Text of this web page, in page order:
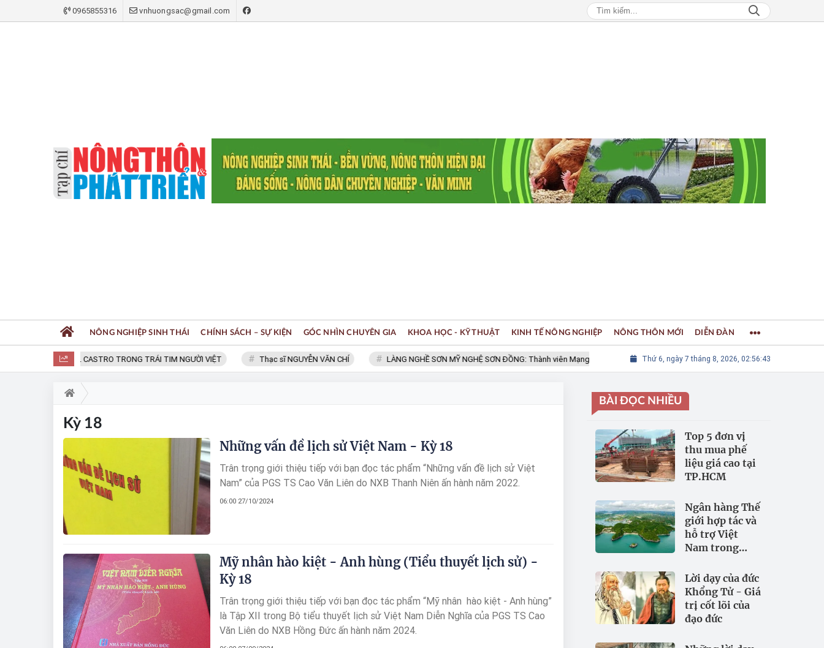
0965855316 vnhuongsac@gmail.com
FIDEL CASTRO TRONG TRÁI TIM NGƯỜI VIỆT Thạc sĩ NGUYỄN VĂN CHÍ LÀNG NGHỀ SƠN MỸ NGHỆ SƠN ĐỒNG: Thành viên Mạng lưới các Thành phố Thủ công sáng tạo Thế giới
Thứ 6, ngày 7 tháng 8, 2026, 02:56:44
NÔNG NGHIỆP SINH THÁI CHÍNH SÁCH – SỰ KIỆN GÓC NHÌN CHUYÊN GIA KHOA HỌC - KỸ THUẬT KINH TẾ NÔNG NGHIỆP NÔNG THÔN MỚI DIỄN ĐÀN
Kỳ 18
Những vấn đề lịch sử Việt Nam - Kỳ 18
Trân trọng giới thiệu tiếp với bạn đọc tác phẩm “Những vấn đề lịch sử Việt
Nam” của PGS TS Cao Văn Liên do NXB Thanh Niên ấn hành năm 2022.
06:00 27/10/2024
Mỹ nhân hào kiệt - Anh hùng (Tiểu thuyết lịch sử) -
Kỳ 18
Trân trọng giới thiệu tiếp với bạn đọc tác phẩm “Mỹ nhân hào kiệt - Anh hùng”
là Tập XII trong Bộ tiểu thuyết lịch sử Việt Nam Diễn Nghĩa của PGS TS Cao
Văn Liên do NXB Hồng Đức ấn hành năm 2024.
BÀI ĐỌC NHIỀU
Top 5 đơn vị
thu mua phế
liệu giá cao tại
TP.HCM
Ngân hàng Thế
giới hợp tác và
hỗ trợ Việt
Nam trong
ninh nguồn
nước
Lời dạy của đức
Khổng Tử - Giá
trị cốt lõi của
đạo đức